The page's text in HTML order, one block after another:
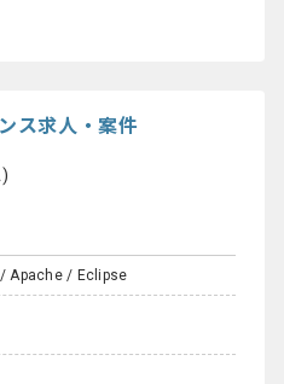
ス求人・案件
Apache / Eclipse